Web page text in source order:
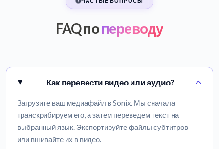
FAQ попереводу
Как перевести видео или аудио?
Загрузите ваш медиафайл в Sonix. Мы сначала
транскрибируем его, а затем переведем текст на
выбранный язык. Экспортируйте файлы субтитров
или вшивайте их в видео.